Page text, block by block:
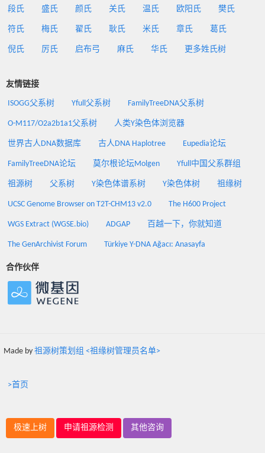
段氏 盛氏 颜氏 关氏 温氏 欧阳氏 樊氏
符氏 梅氏 翟氏 耿氏 米氏 章氏 葛氏
倪氏 厉氏 启布弓 麻氏 华氏 更多姓氏树
友情链接
ISOGG父系树 Yfull父系树 FamilyTreeDNA父系树
O-M117/O2a2b1a1父系树 人类Y染色体浏览器
世界古人DNA数据库 古人DNA Haplotree Eupedia论坛
FamilyTreeDNA论坛 莫尔根论坛Molgen Yfull中国父系群组
祖源树 父系树 Y染色体谱系树 Y染色体树 祖缘树
UCSC Genome Browser on T2T-CHM13 v2.0 The H600 Project
WGS Extract (WGSE.bio) ADGAP 百越一下，你就知道
The GenArchivist Forum Türkiye Y-DNA Ağacı: Anasayfa
合作伙伴
Made by 祖源树策划组 <祖缘树管理员名单>
>首页
极速上树 申请祖源检测 其他咨询